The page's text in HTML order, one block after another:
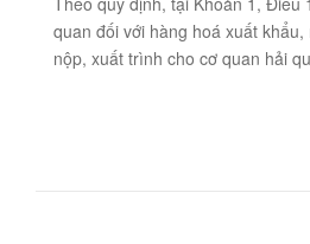
quan đối với hàng hoá xuất
nộp, xuất trình cho cơ quan hải